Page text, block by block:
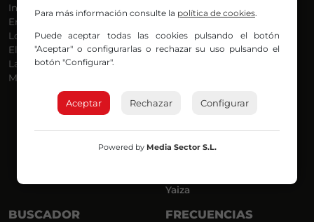
Informativos
En Ruta
Locos por la Música
El Supermadrugador
La Mañana de Radio Nervión
Más Madrugada
Eva Argote
Endika
Iker
Iñigo
Joseba
Mar y Cielo
Miguel Ángel
Yaiza
BUSCADOR FRECUENCIAS
Para más información consulte la política de cookies.
Puede aceptar todas las cookies pulsando el botón
"Aceptar" o configurarlas o rechazar su uso pulsando el
botón "Configurar".
Aceptar Rechazar Configurar
Powered by Media Sector S.L.